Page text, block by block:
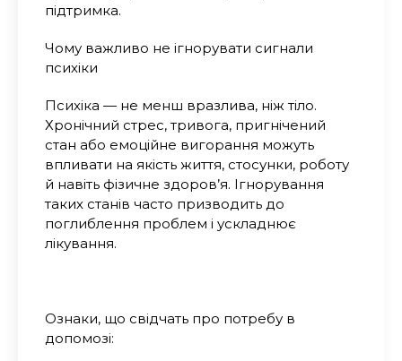
підтримка.
Чому важливо не ігнорувати сигнали
психіки
Психіка — не менш вразлива, ніж тіло.
Хронічний стрес, тривога, пригнічений
стан або емоційне вигорання можуть
впливати на якість життя, стосунки, роботу
й навіть фізичне здоров’я. Ігнорування
таких станів часто призводить до
поглиблення проблем і ускладнює
лікування.
Ознаки, що свідчать про потребу в
допомозі: